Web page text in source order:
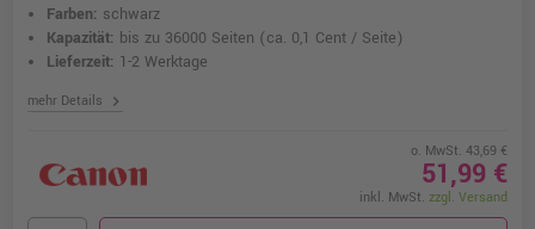
Farben: schwarz
Kapazität: bis zu 36000 Seiten (ca. 0,1 Cent / Seite)
Lieferzeit: 1-2 Werktage
mehr Details chevron_right
o. MwSt. 43,69 €
51,99 €
inkl. MwSt. zzgl. Versand